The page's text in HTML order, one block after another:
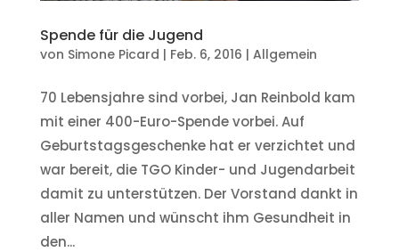
Spende für die Jugend
von Simone Picard | Feb. 6, 2016 | Allgemein
70 Lebensjahre sind vorbei, Jan Reinbold kam
mit einer 400-Euro-Spende vorbei. Auf
Geburtstagsgeschenke hat er verzichtet und
war bereit, die TGO Kinder- und Jugendarbeit
damit zu unterstützen. Der Vorstand dankt in
aller Namen und wünscht ihm Gesundheit in
den...